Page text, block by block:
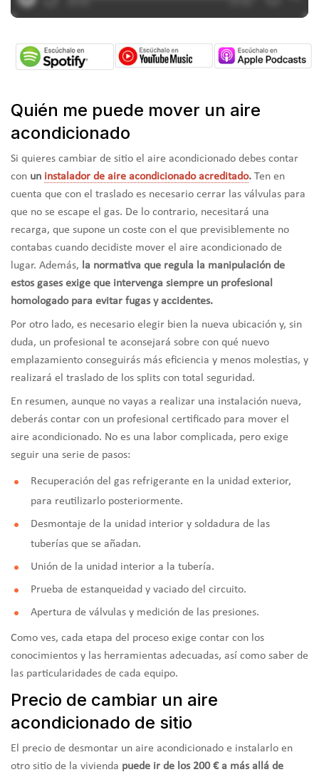
Quién me puede mover un aire
acondicionado
Si quieres cambiar de sitio el aire acondicionado debes contar
con un instalador de aire acondicionado acreditado. Ten en
cuenta que con el traslado es necesario cerrar las válvulas para
que no se escape el gas. De lo contrario, necesitará una
recarga, que supone un coste con el que previsiblemente no
contabas cuando decidiste mover el aire acondicionado de
lugar. Además, la normativa que regula la manipulación de
estos gases exige que intervenga siempre un profesional
homologado para evitar fugas y accidentes.
Por otro lado, es necesario elegir bien la nueva ubicación y, sin
duda, un profesional te aconsejará sobre con qué nuevo
emplazamiento conseguirás más eficiencia y menos molestias, y
realizará el traslado de los splits con total seguridad.
En resumen, aunque no vayas a realizar una instalación nueva,
deberás contar con un profesional certificado para mover el
aire acondicionado. No es una labor complicada, pero exige
seguir una serie de pasos:
Recuperación del gas refrigerante en la unidad exterior,
para reutilizarlo posteriormente.
Desmontaje de la unidad interior y soldadura de las
tuberías que se añadan.
Unión de la unidad interior a la tubería.
Prueba de estanqueidad y vaciado del circuito.
Apertura de válvulas y medición de las presiones.
Como ves, cada etapa del proceso exige contar con los
conocimientos y las herramientas adecuadas, así como saber de
las particularidades de cada equipo.
Precio de cambiar un aire
acondicionado de sitio
El precio de desmontar un aire acondicionado e instalarlo en
otro sitio de la vivienda puede ir de los 200 € a más allá de